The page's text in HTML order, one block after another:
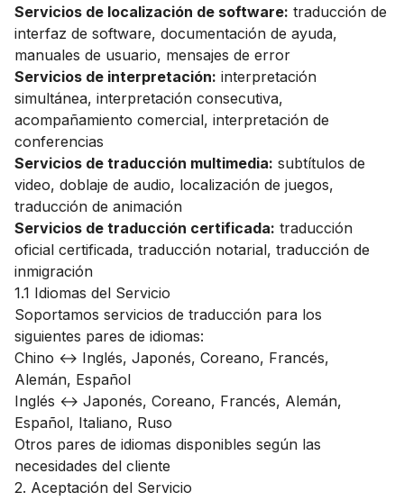
Servicios de localización de software: traducción de
interfaz de software, documentación de ayuda,
manuales de usuario, mensajes de error
Servicios de interpretación: interpretación
simultánea, interpretación consecutiva,
acompañamiento comercial, interpretación de
conferencias
Servicios de traducción multimedia: subtítulos de
video, doblaje de audio, localización de juegos,
traducción de animación
Servicios de traducción certificada: traducción
oficial certificada, traducción notarial, traducción de
inmigración
1.1 Idiomas del Servicio
Soportamos servicios de traducción para los
siguientes pares de idiomas:
Chino ↔ Inglés, Japonés, Coreano, Francés,
Alemán, Español
Inglés ↔ Japonés, Coreano, Francés, Alemán,
Español, Italiano, Ruso
Otros pares de idiomas disponibles según las
necesidades del cliente
2. Aceptación del Servicio